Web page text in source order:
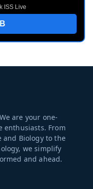
ISS Live
are your one-
enthusiasts. From
and Biology to the
we simplify
and ahead.